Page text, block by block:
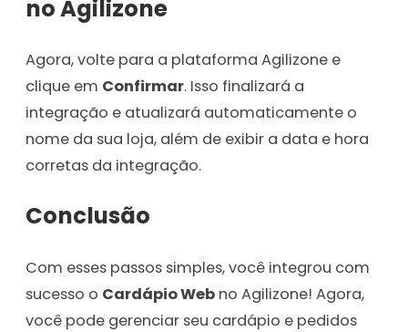
no Agilizone
Agora, volte para a plataforma Agilizone e
clique em Confirmar. Isso finalizará a
integração e atualizará automaticamente o
nome da sua loja, além de exibir a data e hora
corretas da integração.
Conclusão
Com esses passos simples, você integrou com
sucesso o Cardápio Web no Agilizone! Agora,
você pode gerenciar seu cardápio e pedidos